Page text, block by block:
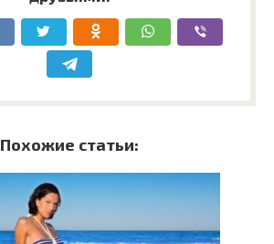
Похожие статьи: